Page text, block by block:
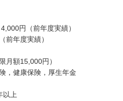
円（前年度実績）
前年度実績）
月額15,000円）
，健康保険，厚生年金
以上